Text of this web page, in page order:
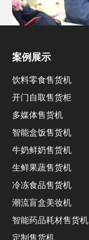
饮料零食售货机
开门自取售货柜
多媒体售货机
智能盒饭售货机
牛奶鲜奶售货机
生鲜果蔬售货机
冷冻食品售货机
潮流盲盒美妆机
智能药品耗材售货机
定制售货机
案例展示